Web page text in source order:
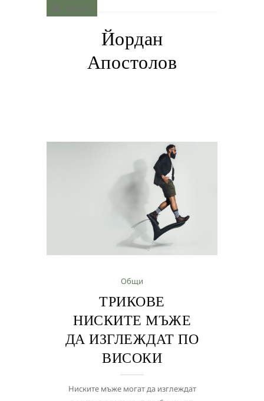
Йордан
Апостолов
Общи
ТРИКОВЕ
НИСКИТЕ МЪЖЕ
ДА ИЗГЛЕЖДАТ ПО
ВИСОКИ
Ниските мъже могат да изглеждат